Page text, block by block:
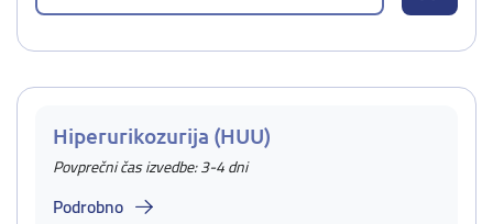
Hiperurikozurija (HUU)
Povprečni čas izvedbe: 3-4 dni
Podrobno